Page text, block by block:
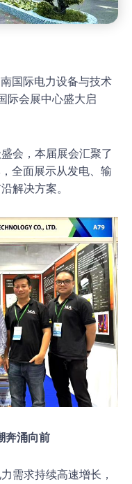
国际电力设备与技术
际会展中心盛大启
会，本届展会汇聚了
全面展示从发电、输
解决方案。
奔涌向前
需求持续高速增长，